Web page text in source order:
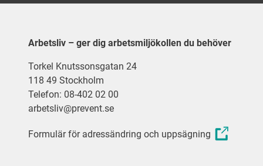
Arbetsliv – ger dig arbetsmiljökollen du behöver
Torkel Knutssonsgatan 24
118 49 Stockholm
Telefon: 08-402 02 00
arbetsliv@prevent.se
Formulär för adressändring och uppsägning